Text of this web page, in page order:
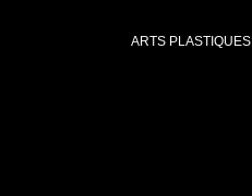
ARTS PLASTIQUES